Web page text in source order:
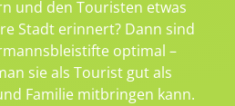
und den Touristen etwas
Stadt erinnert? Dann sind
optimal –
sie als Tourist gut als
Familie mitbringen kann.